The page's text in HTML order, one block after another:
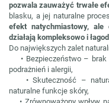
pozwala zauważyć trwałe
blasku, a jej naturalne
efekt natychmiastowy, ale
działają kompleksowo i
Do największych zalet
• Bezpieczeństwo – brak
podrażnień i alergii,
• Skuteczność –
naturalne funkcje skóry,